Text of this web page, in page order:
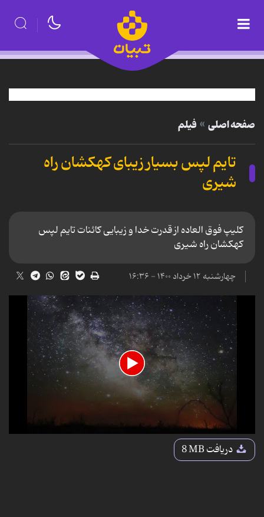
صفحه اصلی فیلم
تایم لپس بسیار زیبای کهکشان راه
شیری
کلیپ فوق العاده از قدرت خدا و زیبایی کائنات تایم لپس
کهکشان راه شیری
چهارشنبه ۱۲ خرداد ۱۴۰۰ - ۱۶:۳۶
0
دریافت8 MB